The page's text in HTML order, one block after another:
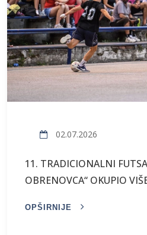
02.07.2026
11. TRADICIONALNI
OBRENOVCA“ OKUPIO
OPŠIRNIJE